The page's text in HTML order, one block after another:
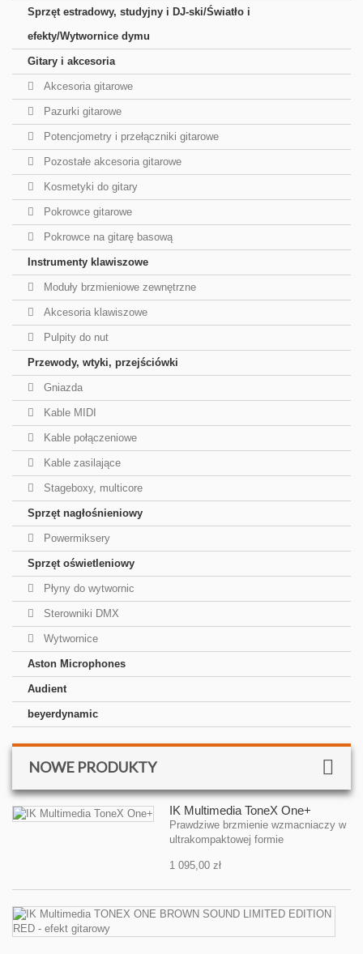
Sprzęt estradowy, studyjny i DJ-ski/Światło i
efekty/Wytwornice dymu
Gitary i akcesoria
Akcesoria gitarowe
Pazurki gitarowe
Potencjometry i przełączniki gitarowe
Pozostałe akcesoria gitarowe
Kosmetyki do gitary
Pokrowce gitarowe
Pokrowce na gitarę basową
Instrumenty klawiszowe
Moduły brzmieniowe zewnętrzne
Akcesoria klawiszowe
Pulpity do nut
Przewody, wtyki, przejściówki
Gniazda
Kable MIDI
Kable połączeniowe
Kable zasilające
Stageboxy, multicore
Sprzęt nagłośnieniowy
Powermiksery
Sprzęt oświetleniowy
Płyny do wytwornic
Sterowniki DMX
Wytwornice
Aston Microphones
Audient
beyerdynamic
NOWE PRODUKTY
IK Multimedia ToneX One+
Prawdziwe brzmienie wzmacniaczy w
ultrakompaktowej formie
1 095,00 zł